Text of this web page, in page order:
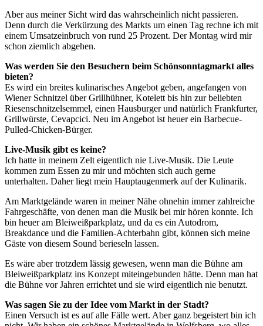
Aber aus meiner Sicht wird das wahrscheinlich nicht passieren.
Denn durch die Verkürzung des Markts um einen Tag rechne ich mit
einem Umsatzeinbruch von rund 25 Prozent. Der Montag wird mir
schon ziemlich abgehen.
Was werden Sie den Besuchern beim Schönsonntagmarkt alles
bieten?
Es wird ein breites kulinarisches Angebot geben, angefangen von
Wiener Schnitzel über Grillhühner, Kotelett bis hin zur beliebten
Riesenschnitzelsemmel, einen Hausburger und natürlich Frankfurter,
Grillwürste, Cevapcici. Neu im Angebot ist heuer ein Barbecue-
Pulled-Chicken-Bürger.
Live-Musik gibt es keine?
Ich hatte in meinem Zelt eigentlich nie Live-Musik. Die Leute
kommen zum Essen zu mir und möchten sich auch gerne
unterhalten. Daher liegt mein Hauptaugenmerk auf der Kulinarik.
Am Marktgelände waren in meiner Nähe ohnehin immer zahlreiche
Fahrgeschäfte, von denen man die Musik bei mir hören konnte. Ich
bin heuer am Bleiweißparkplatz, und da es ein Autodrom,
Breakdance und die Familien-Achterbahn gibt, können sich meine
Gäste von diesem Sound berieseln lassen.
Es wäre aber trotzdem lässig gewesen, wenn man die Bühne am
Bleiweißparkplatz ins Konzept miteingebunden hätte. Denn man hat
die Bühne vor Jahren errichtet und sie wird eigentlich nie benutzt.
Was sagen Sie zu der Idee vom Markt in der Stadt?
Einen Versuch ist es auf alle Fälle wert. Aber ganz begeistert bin ich